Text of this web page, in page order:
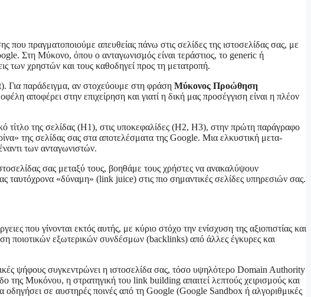
που πραγματοποιούμε απευθείας πάνω στις σελίδες της ιστοσελίδας σας, με
Στη Μύκονο, όπου ο ανταγωνισμός είναι τεράστιος, το generic ή
των χρηστών και τους καθοδηγεί προς τη μετατροπή.
Για παράδειγμα, αν στοχεύουμε στη φράση Μύκονος Προώθηση
αποφέρει στην επιχείρηση και γιατί η δική μας προσέγγιση είναι η πλέον
τίτλο της σελίδας (H1), στις υποκεφαλίδες (H2, H3), στην πρώτη παράγραφο
της σελίδας σας στα αποτελέσματα της Google. Μια ελκυστική μετα-
των ανταγωνιστών.
σας μεταξύ τους, βοηθάμε τους χρήστες να ανακαλύψουν
ταυτόχρονα «δύναμη» (link juice) στις πιο σημαντικές σελίδες υπηρεσιών σας.
που γίνονται εκτός αυτής, με κύριο στόχο την ενίσχυση της αξιοπιστίας και
ποιοτικών εξωτερικών συνδέσμων (backlinks) από άλλες έγκυρες και
ψήφους συγκεντρώνει η ιστοσελίδα σας, τόσο υψηλότερο Domain Authority
της Μυκόνου, η στρατηγική του link building απαιτεί λεπτούς χειρισμούς και
σε αυστηρές ποινές από τη Google (Google Sandbox ή αλγοριθμικές